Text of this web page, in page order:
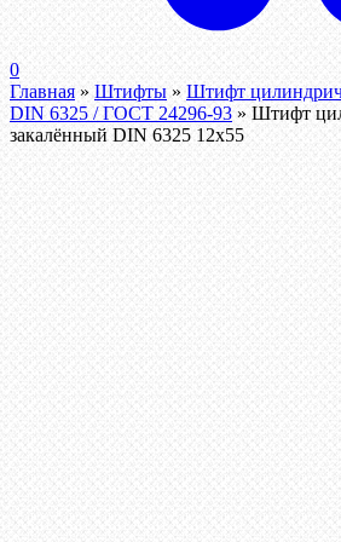
0
Главная » Штифты » Штифт
DIN 6325 / ГОСТ 24296-93 » Штифт
закалённый DIN 6325 12х55